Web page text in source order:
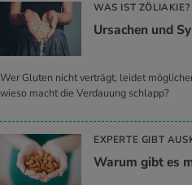
WAS IST ZÖLIAKIE?
Ur­sa­chen und
Wer Gluten nicht verträgt, leidet
wieso macht die Verdauung schlapp?
EXPERTE GIBT
Warum gibt es